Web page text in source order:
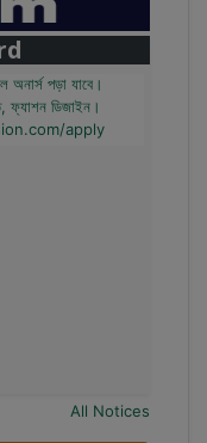
লক্ষ থেকে ৫ লক্ষ টাকা।
apply
পড়া যাবে।
ফ্যাশন ডিজাইন।
apply
All Notices